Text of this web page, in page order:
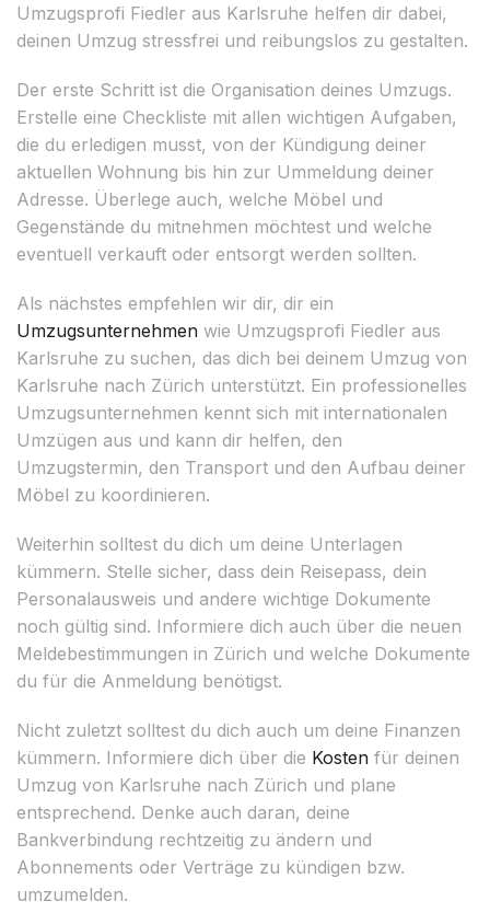
Umzugsprofi Fiedler aus Karlsruhe helfen dir dabei,
deinen Umzug stressfrei und reibungslos zu gestalten.
Der erste Schritt ist die Organisation deines Umzugs.
Erstelle eine Checkliste mit allen wichtigen Aufgaben,
die du erledigen musst, von der Kündigung deiner
aktuellen Wohnung bis hin zur Ummeldung deiner
Adresse. Überlege auch, welche Möbel und
Gegenstände du mitnehmen möchtest und welche
eventuell verkauft oder entsorgt werden sollten.
Als nächstes empfehlen wir dir, dir ein
Umzugsunternehmen wie Umzugsprofi Fiedler aus
Karlsruhe zu suchen, das dich bei deinem Umzug von
Karlsruhe nach Zürich unterstützt. Ein professionelles
Umzugsunternehmen kennt sich mit internationalen
Umzügen aus und kann dir helfen, den
Umzugstermin, den Transport und den Aufbau deiner
Möbel zu koordinieren.
Weiterhin solltest du dich um deine Unterlagen
kümmern. Stelle sicher, dass dein Reisepass, dein
Personalausweis und andere wichtige Dokumente
noch gültig sind. Informiere dich auch über die neuen
Meldebestimmungen in Zürich und welche Dokumente
du für die Anmeldung benötigst.
Nicht zuletzt solltest du dich auch um deine Finanzen
kümmern. Informiere dich über die Kosten für deinen
Umzug von Karlsruhe nach Zürich und plane
entsprechend. Denke auch daran, deine
Bankverbindung rechtzeitig zu ändern und
Abonnements oder Verträge zu kündigen bzw.
umzumelden.